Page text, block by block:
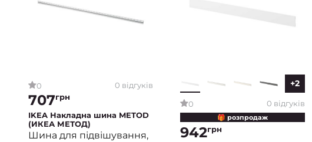
0 0 відгуків
707грн
IKEA Накладна шина METOD
(ИКЕА МЕТОД)
Шина для підвішування,
+2
0 0 відгуків
🎁 розпродаж
942грн